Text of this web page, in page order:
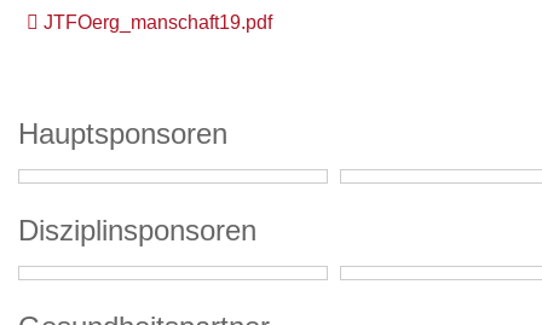
JTFOerg_manschaft19.pdf
Hauptsponsoren
Disziplinsponsoren